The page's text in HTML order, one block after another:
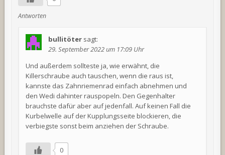
Antworten
bullitöter sagt:
29. September 2022 um 17:09 Uhr
Und außerdem sollteste ja, wie erwähnt, die
Killerschraube auch tauschen, wenn die raus ist,
kannste das Zahnriemenrad einfach abnehmen und
den Wedi dahinter rauspopeln. Den Gegenhalter
brauchste dafür aber auf jedenfall. Auf keinen Fall die
Kurbelwelle auf der Kupplungsseite blockieren, die
verbiegste sonst beim anziehen der Schraube.
0